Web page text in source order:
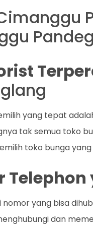
yang tepat
tak semua toko
toko bunga yang
yang bisa
dan